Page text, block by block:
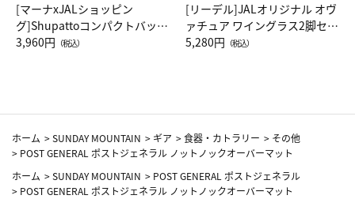
[マーナxJALショッピン
グ]Shupattoコンパクトバッグ
Drop JAL客室乗務員（LC）ス
3,960円 （税込）
[リーデル]JALオリジナル オヴ
ァチュア ワイングラス2脚セッ
ト（レッドワイン）
5,280円 （税込）
ホーム >SUNDAY MOUNTAIN > ギア >食器・カトラリー > その他
> POST GENERAL ポストジェネラル ノットノックオーバーマット
ホーム >SUNDAY MOUNTAIN > POST GENERAL ポストジェネラル
> POST GENERAL ポストジェネラル ノットノックオーバーマット